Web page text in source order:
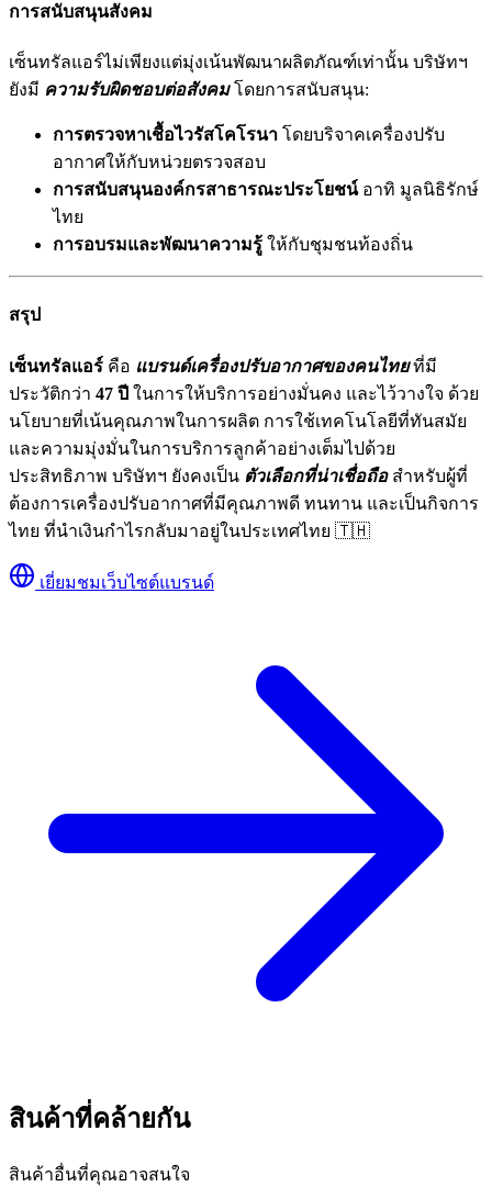
การสนับสนุนสังคม
เซ็นทรัลแอร์ไม่เพียงแต่มุ่งเน้นพัฒนาผลิตภัณฑ์เท่านั้น บริษัทฯ
ยังมี ความรับผิดชอบต่อสังคมโดยการสนับสนุน:
การตรวจหาเชื้อไวรัสโคโรนา โดยบริจาคเครื่องปรับ
อากาศให้กับหน่วยตรวจสอบ
การสนับสนุนองค์กรสาธารณะประโยชน์อาทิ มูลนิธิรักษ์
ไทย
การอบรมและพัฒนาความรู้ ให้กับชุมชนท้องถิ่น
สรุป
เซ็นทรัลแอร์ คือ แบรนด์เครื่องปรับอากาศของคนไทยที่มี
ประวัติกว่า 47 ปี ในการให้บริการอย่างมั่นคง และไว้วางใจ ด้วย
นโยบายที่เน้นคุณภาพในการผลิต การใช้เทคโนโลยีที่ทันสมัย
และความมุ่งมั่นในการบริการลูกค้าอย่างเต็มไปด้วย
ประสิทธิภาพ บริษัทฯ ยังคงเป็น ตัวเลือกที่น่าเชื่อถือสำหรับผู้ที่
ต้องการเครื่องปรับอากาศที่มีคุณภาพดี ทนทาน และเป็นกิจการ
ไทย ที่นำเงินกำไรกลับมาอยู่ในประเทศไทย 🇹🇭
เยี่ยมชมเว็บไซต์แบรนด์
สินค้าที่คล้ายกัน
สินค้าอื่นที่คุณอาจสนใจ